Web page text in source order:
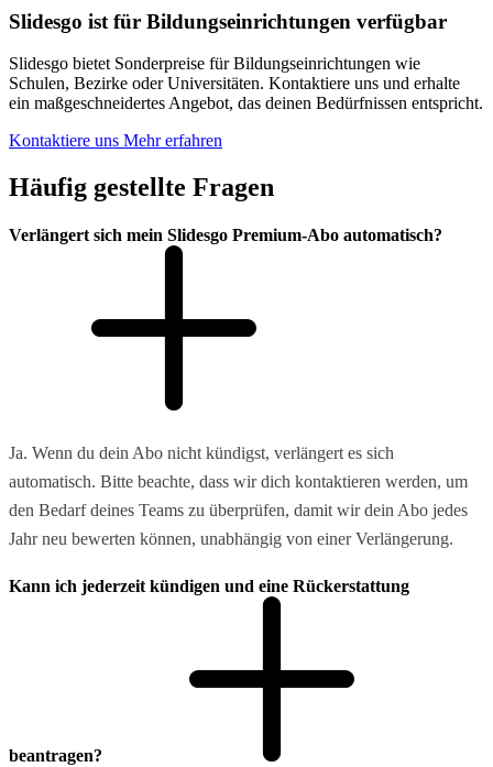
Slidesgo ist für Bildungseinrichtungen verfügbar
Slidesgo bietet Sonderpreise für Bildungseinrichtungen wie
Schulen, Bezirke oder Universitäten. Kontaktiere uns und erhalte
ein maßgeschneidertes Angebot, das deinen Bedürfnissen entspricht.
Kontaktiere uns Mehr erfahren
Häufig gestellte Fragen
Verlängert sich mein Slidesgo Premium-Abo automatisch?
Ja. Wenn du dein Abo nicht kündigst, verlängert es sich
automatisch. Bitte beachte, dass wir dich kontaktieren werden, um
den Bedarf deines Teams zu überprüfen, damit wir dein Abo jedes
Jahr neu bewerten können, unabhängig von einer Verlängerung.
Kann ich jederzeit kündigen und eine Rückerstattung
beantragen?